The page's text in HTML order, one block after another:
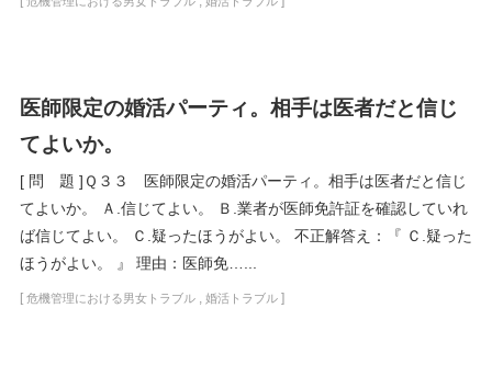
医師限定の婚活パーティ。相手は医者だと信じ
てよいか。
[ 問 題 ]Ｑ３３ 医師限定の婚活パーティ。相手は医者だと信じ
てよいか。 Ａ.信じてよい。 Ｂ.業者が医師免許証を確認していれ
ば信じてよい。 Ｃ.疑ったほうがよい。 不正解答え：『 Ｃ.疑った
ほうがよい。 』 理由：医師免…...
[ 危機管理における男女トラブル, 婚活トラブル]